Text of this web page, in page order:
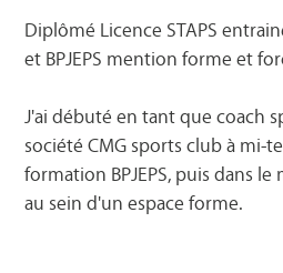
Diplômé Licence STAPS
et BPJEPS mention forme et
J'ai débuté en tant que coach
société CMG sports club à mi-
formation BPJEPS, puis dans
au sein d'un espace forme.